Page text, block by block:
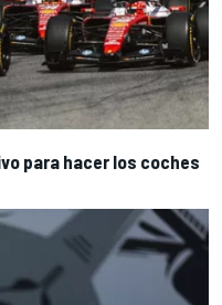
para hacer los coches